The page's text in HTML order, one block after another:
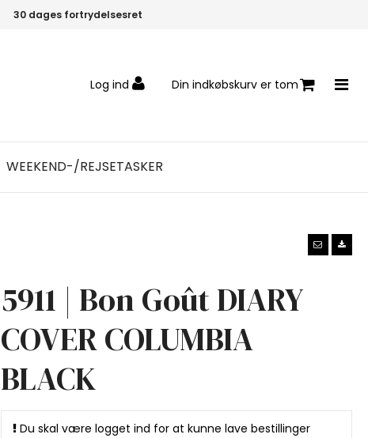
30 dages fortrydelsesret
Log ind Din indkøbskurv er tom
WEEKEND-/REJSETASKER
5911 | Bon Goût DIARY
COVER COLUMBIA
BLACK
Du skal være logget ind for at kunne lave bestillinger